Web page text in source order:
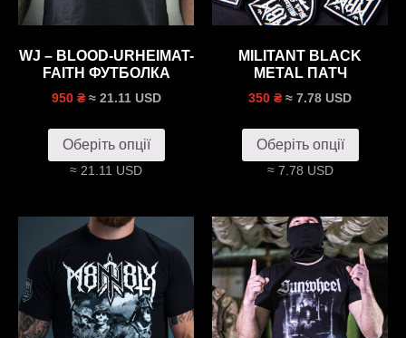
WJ – BLOOD-URHEIMAT-
FAITH ФУТБОЛКА
950 ₴ ≈ 21.11 USD
Оберіть опції
≈ 21.11 USD
MILITANT BLACK
METAL ПАТЧ
350 ₴ ≈ 7.78 USD
Оберіть опції
≈ 7.78 USD